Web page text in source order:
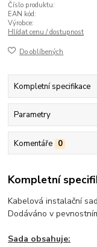
Číslo produktu:
EAN kód:
Výrobce:
Hlídat cenu / dostupnost
Do oblíbených
Kompletní specifikace
Parametry
Komentáře 0
Kompletní
Kabelová instalační
Dodáváno v
Sada obsahuje: